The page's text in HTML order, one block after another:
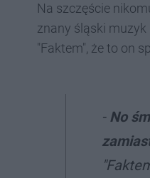
Na szczęście
znany śląski
"Faktem", że to on
- No